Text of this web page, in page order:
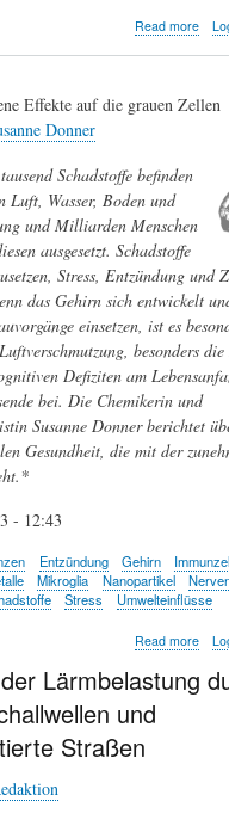
Read more
Effekte auf die grauen Zellen
Donner
Schadstoffe befinden
Luft, Wasser, Boden und
und Milliarden Menschen
ausgesetzt. Schadstoffe
Stress, Entzündung und
das Gehirn sich entwickelt
einsetzen, ist es
besonders
Defiziten am
bei. Die Chemikerin und
Susanne Donner berichtet
Gesundheit, die mit der
- 12:43
Entzündung Gehirn
Mikroglia Nanopartikel
Stress Umwelteinflüsse
Read more
-
Lärmbelastung
und
Straßen